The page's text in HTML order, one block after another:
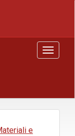
Toggle
e